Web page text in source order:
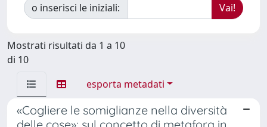
o inserisci le iniziali:
Mostrati risultati da 1 a 10
di 10
esporta metadati
«Cogliere le somiglianze nella diversità